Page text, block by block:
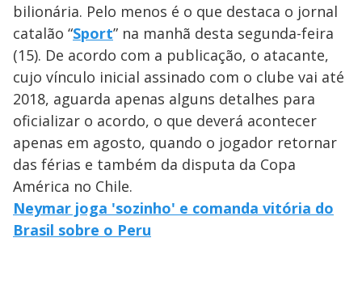
bilionária. Pelo menos é o que destaca o jornal
catalão “Sport” na manhã desta segunda-feira
(15). De acordo com a publicação, o atacante,
cujo vínculo inicial assinado com o clube vai até
2018, aguarda apenas alguns detalhes para
oficializar o acordo, o que deverá acontecer
apenas em agosto, quando o jogador retornar
das férias e também da disputa da Copa
América no Chile.
Neymar joga 'sozinho' e comanda vitória do
Brasil sobre o Peru